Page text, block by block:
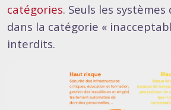
catégories. Seuls les systèmes
dans la catégorie «
interdits.